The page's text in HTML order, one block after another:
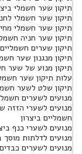
תיקון שער חשמלי
תיקון שער חשמלי
תיקון שער חשמלי
תיקון שער חניה
תיקון שערים
תיקון מנגנון שער
תיקון מנוע של שער
עלות תיקון שער
תיקון שלט לשער
מנועים לשערים
מנועים לשערי הזזה
חשמליים ביצרון
מנועים לשערי כנף
מנועים לדלתות מוסך
מנועים לשערים